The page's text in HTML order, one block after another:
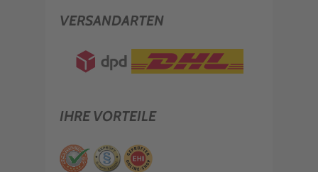
VERSANDARTEN
IHRE VORTEILE